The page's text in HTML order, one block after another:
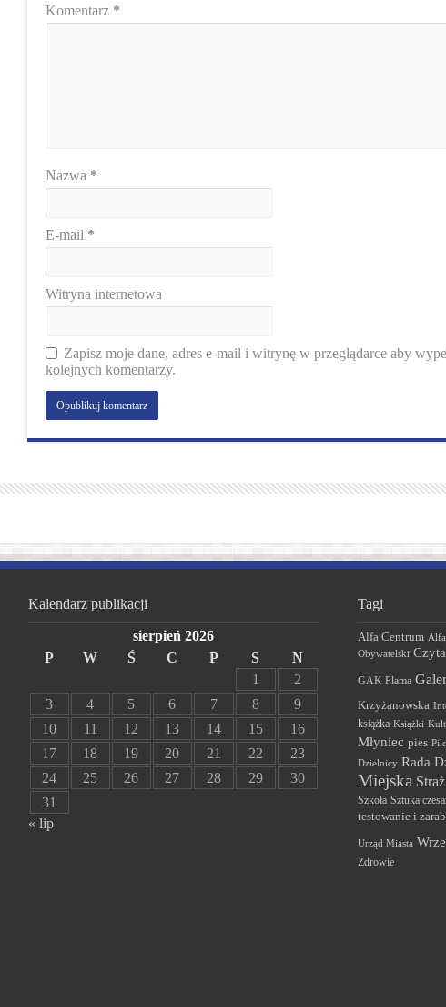
Komentarz *
Nazwa *
E-mail *
Witryna internetowa
Zapisz moje dane, adres e-mail i witrynę w przeglądarce aby
kolejnych komentarzy.
Kalendarz publikacji
sierpień 2026
P
W Ś C P S
N
1
2
3
4 5 6 7 8
9
10
11 12 13 14 15
16
17
18 19 20 21 22
23
24
25 26 27 28 29
30
31
« lip
Tagi
Alfa Centrum
Obywatelski
GAK Plama
Krzyżanowska
książka Książki
Młyniec pies
Dzielnicy Rada
Miejska
Szkoła Sztuka
testowanie i
Urząd Miasta
Zdrowie